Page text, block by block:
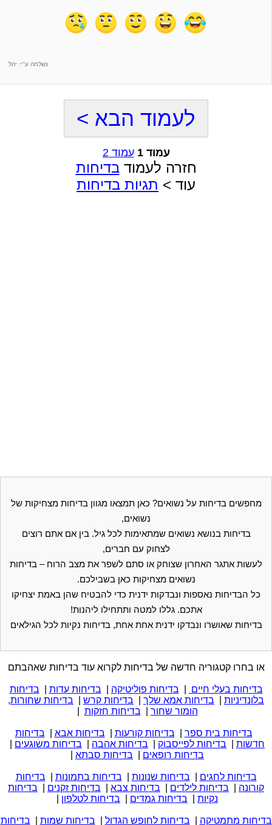
נשלחה ע"י: יהל
לעמוד הבא >
עמוד 1 עמוד 2
חזרה לעמוד בדיחות
עוד > תגיות בדיחות
מחפשים בדיחות על נשואים? כאן תמצאו מגוון בדיחות מצחיקות של
נשואים,
בדיחות בנושא נשואים שמתאימות לכל גיל. בין אם אתם רוצים
לצחוק עם חברים,
לעשות אתגר האחרון שצוחק או סתם לשפר את מצב הרוח – בדיחות
נשואים מצחיקות כאן בשבילכם.
כל הבדיחות נאספות ונבדקות ידנית כדי להבטיח שהן באמת יצחיקו
אתכם. גללו למטה ותתחילו ליהנות!
בדיחות שאושרו ונבדקו ידנית אחת אחת, בדיחות נקיות לכל הגילאים
או בחרו קטגוריה חדשה של בדיחות לקרוא עוד בדיחות שאהבתם
בדיחות בעלי חיים בדיחות פוליטיקה| בדיחות עדות|
בדיחות
בלונדיניות| בדיחות אמא שלך| בדיחות קרש|
בדיחות שחורות,
הומור שחור| בדיחות חזקות|
בדיחות בית ספר| בדיחות קורעות| בדיחות אבא|
בדיחות
חדשות| בדיחות לפייסבוק| בדיחות אהבה| בדיחות משוגעים|
בדיחות רופאים| בדיחות סבתא|
בדיחות לחגים| בדיחות שנונות| בדיחות בתמונות|
בדיחות
קורונה| בדיחות לילדים| בדיחות צבא| בדיחות זקנים|
בדיחות
נקיות| בדיחות גמדים| בדיחות לטלפון|
מתמטיקה| בדיחות לחופש הגדול| בדיחות שמות| בדיחות